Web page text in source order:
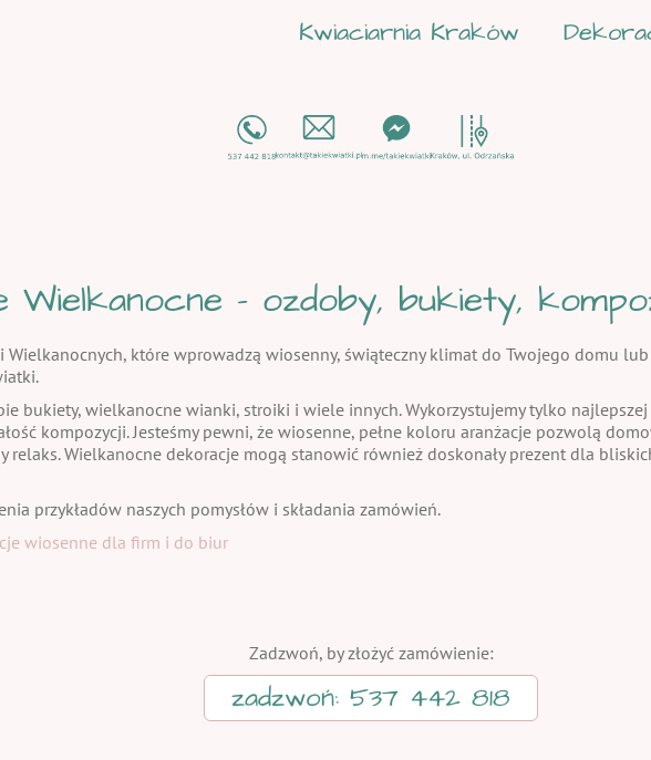
Kwiaciarnia Kraków
Wielkanocne - ozdoby, bukiety,
Wielkanocnych, które wprowadzą wiosenny, świąteczny klimat do Twojego domu
bukiety, wielkanocne wianki, stroiki i wiele innych. Wykorzystujemy tylko
kompozycji. Jesteśmy pewni, że wiosenne, pełne koloru aranżacje pozwolą
relaks. Wielkanocne dekoracje mogą stanowić również doskonały prezent dla
przykładów naszych pomysłów i składania zamówień.
wiosenne dla firm i do biur
Zadzwoń, by złożyć zamówienie:
zadzwoń: 537 442 818